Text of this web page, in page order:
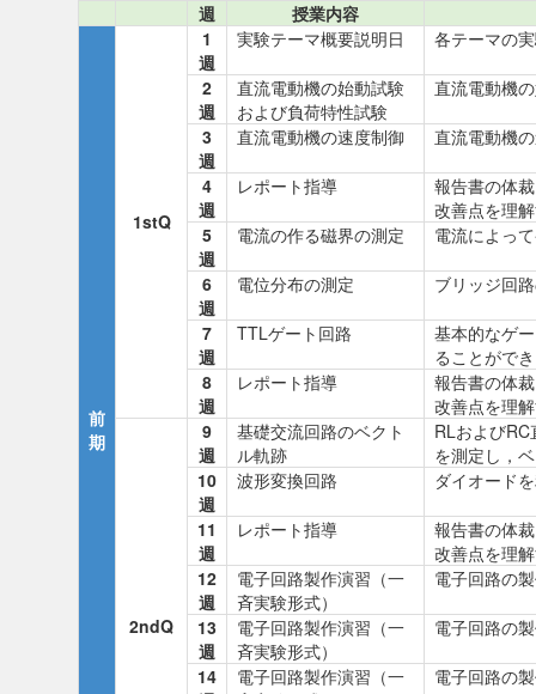
週 授業内容
前
期
1stQ
1
週
実験テーマ概要説明日 各テーマの
2
週
直流電動機の始動試験
および負荷特性試験
直流電動機
3
週
直流電動機の速度制御 直流電動機
4
週
レポート指導
報告書の体
改善点を理
5
週
電流の作る磁界の測定 電流によっ
6
週
電位分布の測定 ブリッジ回
7
週
TTLゲート回路
基本的なゲ
ることがで
8
週
レポート指導
報告書の体
改善点を理
2ndQ
9
週
基礎交流回路のベクト
ル軌跡
RLおよび
を測定し，
10
週
波形変換回路 ダイオード
11
週
レポート指導
報告書の体
改善点を理
12
週
電子回路製作演習（一
斉実験形式）
電子回路の
13
週
電子回路製作演習（一
斉実験形式）
電子回路の
14
電子回路製作演習（一
電子回路の